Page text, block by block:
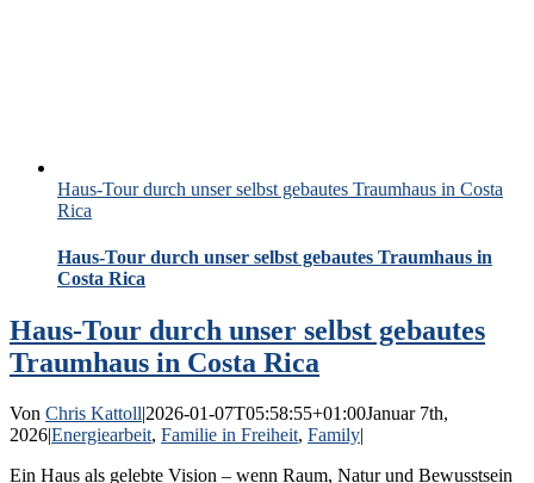
Haus-Tour durch unser selbst gebautes Traumhaus in Costa
Rica
Haus-Tour durch unser selbst gebautes Traumhaus in
Costa Rica
Haus-Tour durch unser selbst gebautes
Traumhaus in Costa Rica
Von Chris Kattoll|2026-01-07T05:58:55+01:00Januar 7th,
2026|Energiearbeit, Familie in Freiheit, Family|
Ein Haus als gelebte Vision – wenn Raum, Natur und Bewusstsein